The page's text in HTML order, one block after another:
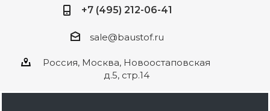
+7 (495) 212-06-41
sale@baustof.ru
Россия, Москва, Новоостаповская
д.5, стр.14